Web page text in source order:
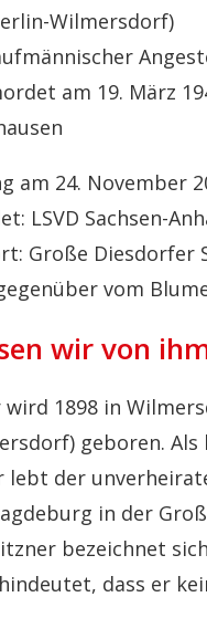
Wilmersdorf)
am 19. März
am 24. November
LSVD Sachsen-
Große Diesdorfer
vom
wir von
wird 1898 in
geboren.
lebt der
in der
bezeichnet
dass er